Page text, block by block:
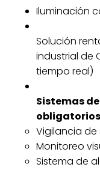
Iluminación
Solución
industrial de
tiempo real)
Sistemas
Vigilancia
Monitoreo
Sistema de